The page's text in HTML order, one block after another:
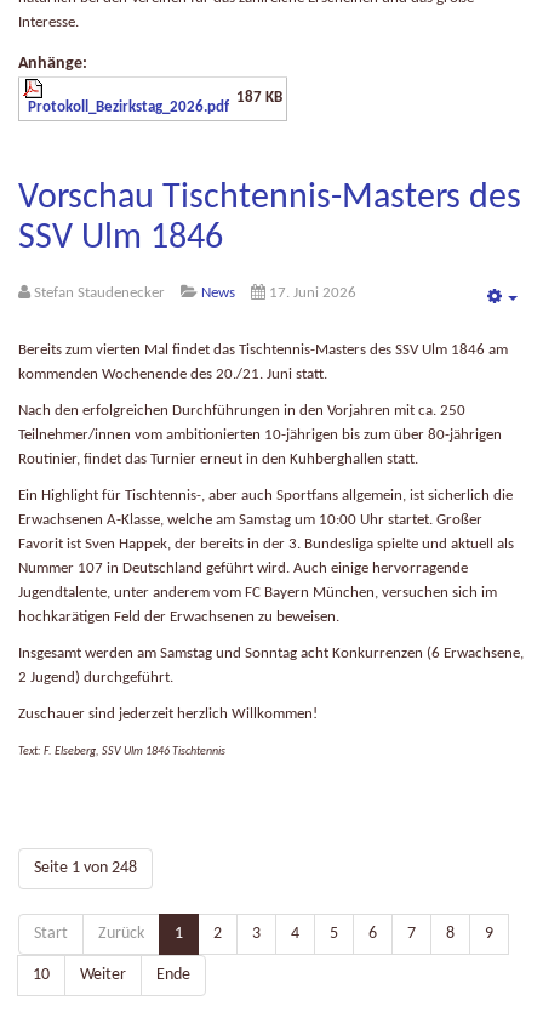
Interesse.
Anhänge:
Protokoll_Bezirkstag_2026.pdf
187 KB
Vorschau Tischtennis-Masters des
SSV Ulm 1846
Stefan Staudenecker News 17. Juni 2026
Bereits zum vierten Mal findet das Tischtennis-Masters des SSV Ulm 1846 am
kommenden Wochenende des 20./21. Juni statt.
Nach den erfolgreichen Durchführungen in den Vorjahren mit ca. 250
Teilnehmer/innen vom ambitionierten 10-jährigen bis zum über 80-jährigen
Routinier, findet das Turnier erneut in den Kuhberghallen statt.
Ein Highlight für Tischtennis-, aber auch Sportfans allgemein, ist sicherlich die
Erwachsenen A-Klasse, welche am Samstag um 10:00 Uhr startet. Großer
Favorit ist Sven Happek, der bereits in der 3. Bundesliga spielte und aktuell als
Nummer 107 in Deutschland geführt wird. Auch einige hervorragende
Jugendtalente, unter anderem vom FC Bayern München, versuchen sich im
hochkarätigen Feld der Erwachsenen zu beweisen.
Insgesamt werden am Samstag und Sonntag acht Konkurrenzen (6 Erwachsene,
2 Jugend) durchgeführt.
Zuschauer sind jederzeit herzlich Willkommen!
Text: F. Elseberg, SSV Ulm 1846 Tischtennis
Seite 1 von 248
Start Zurück 1 2 3 4 5 6 7 8 9
10 Weiter Ende